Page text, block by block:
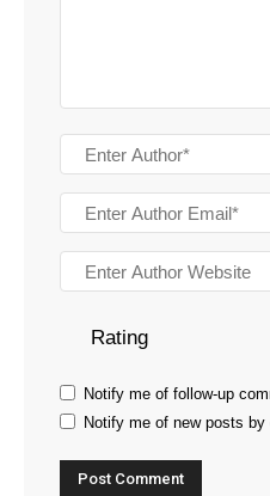
Rating
Notify me of follow-up
Notify me of new posts by